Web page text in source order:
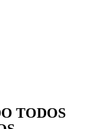
TODOS